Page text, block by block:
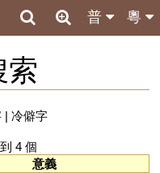
粵
普
| 冷僻字
4 個
意義